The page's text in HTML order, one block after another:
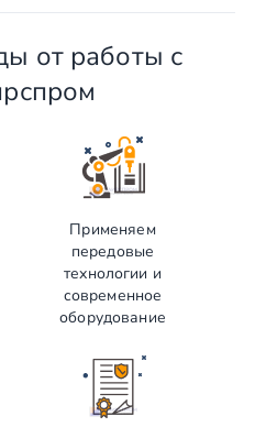
от работы с
Применяем
передовые
технологии и
современное
оборудование